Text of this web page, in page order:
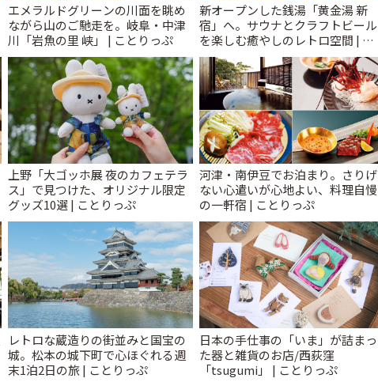
エメラルドグリーンの川面を眺め
ながら山のご馳走を。岐阜・中津
川「岩魚の里 峡」 | ことりっぷ
新オープンした銭湯「黄金湯 新
宿」へ。サウナとクラフトビール
を楽しむ癒やしのレトロ空間 | こ
とりっぷ
上野「大ゴッホ展 夜のカフェテラ
ス」で見つけた、オリジナル限定
グッズ10選 | ことりっぷ
河津・南伊豆でお泊まり。さりげ
ない心遣いが心地よい、料理自慢
の一軒宿 | ことりっぷ
レトロな蔵造りの街並みと国宝の
城。松本の城下町で心ほぐれる週
末1泊2日の旅 | ことりっぷ
日本の手仕事の「いま」が詰まっ
た器と雑貨のお店/西荻窪
「tsugumi」 | ことりっぷ